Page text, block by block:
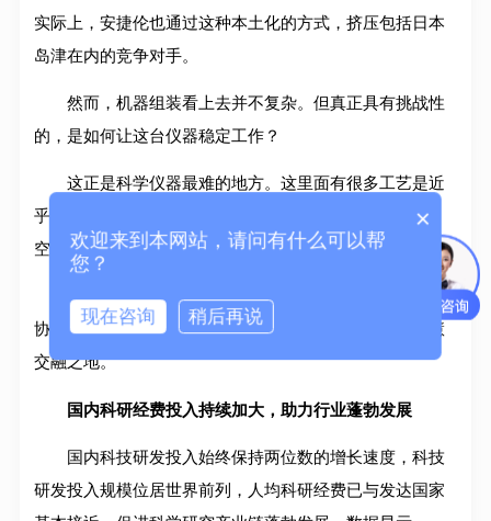
实际上，安捷伦也通过这种本土化的方式，挤压包括日本
岛津在内的竞争对手。
然而，机器组装看上去并不复杂。但真正具有挑战性
的，是如何让这台仪器稳定工作？
这正是科学仪器最难的地方。这里面有很多工艺是近
乎老师傅的经验。它涉及到各个领域：物理、化学、真
空、机械、电子、软件、自动化的综合协调。
分析仪器都具备这种特点，它是一个综合学科相互妥
协的艺术。而这种妥协，正是科学家与工程师的最高智慧
交融之地。
国内科研经费投入持续加大，助力行业蓬勃发展
国内科技研发投入始终保持两位数的增长速度，科技
研发投入规模位居世界前列，人均科研经费已与发达国家
×
欢迎来到本网站，请问有什么可以帮
您？
现在咨询 稍后再说